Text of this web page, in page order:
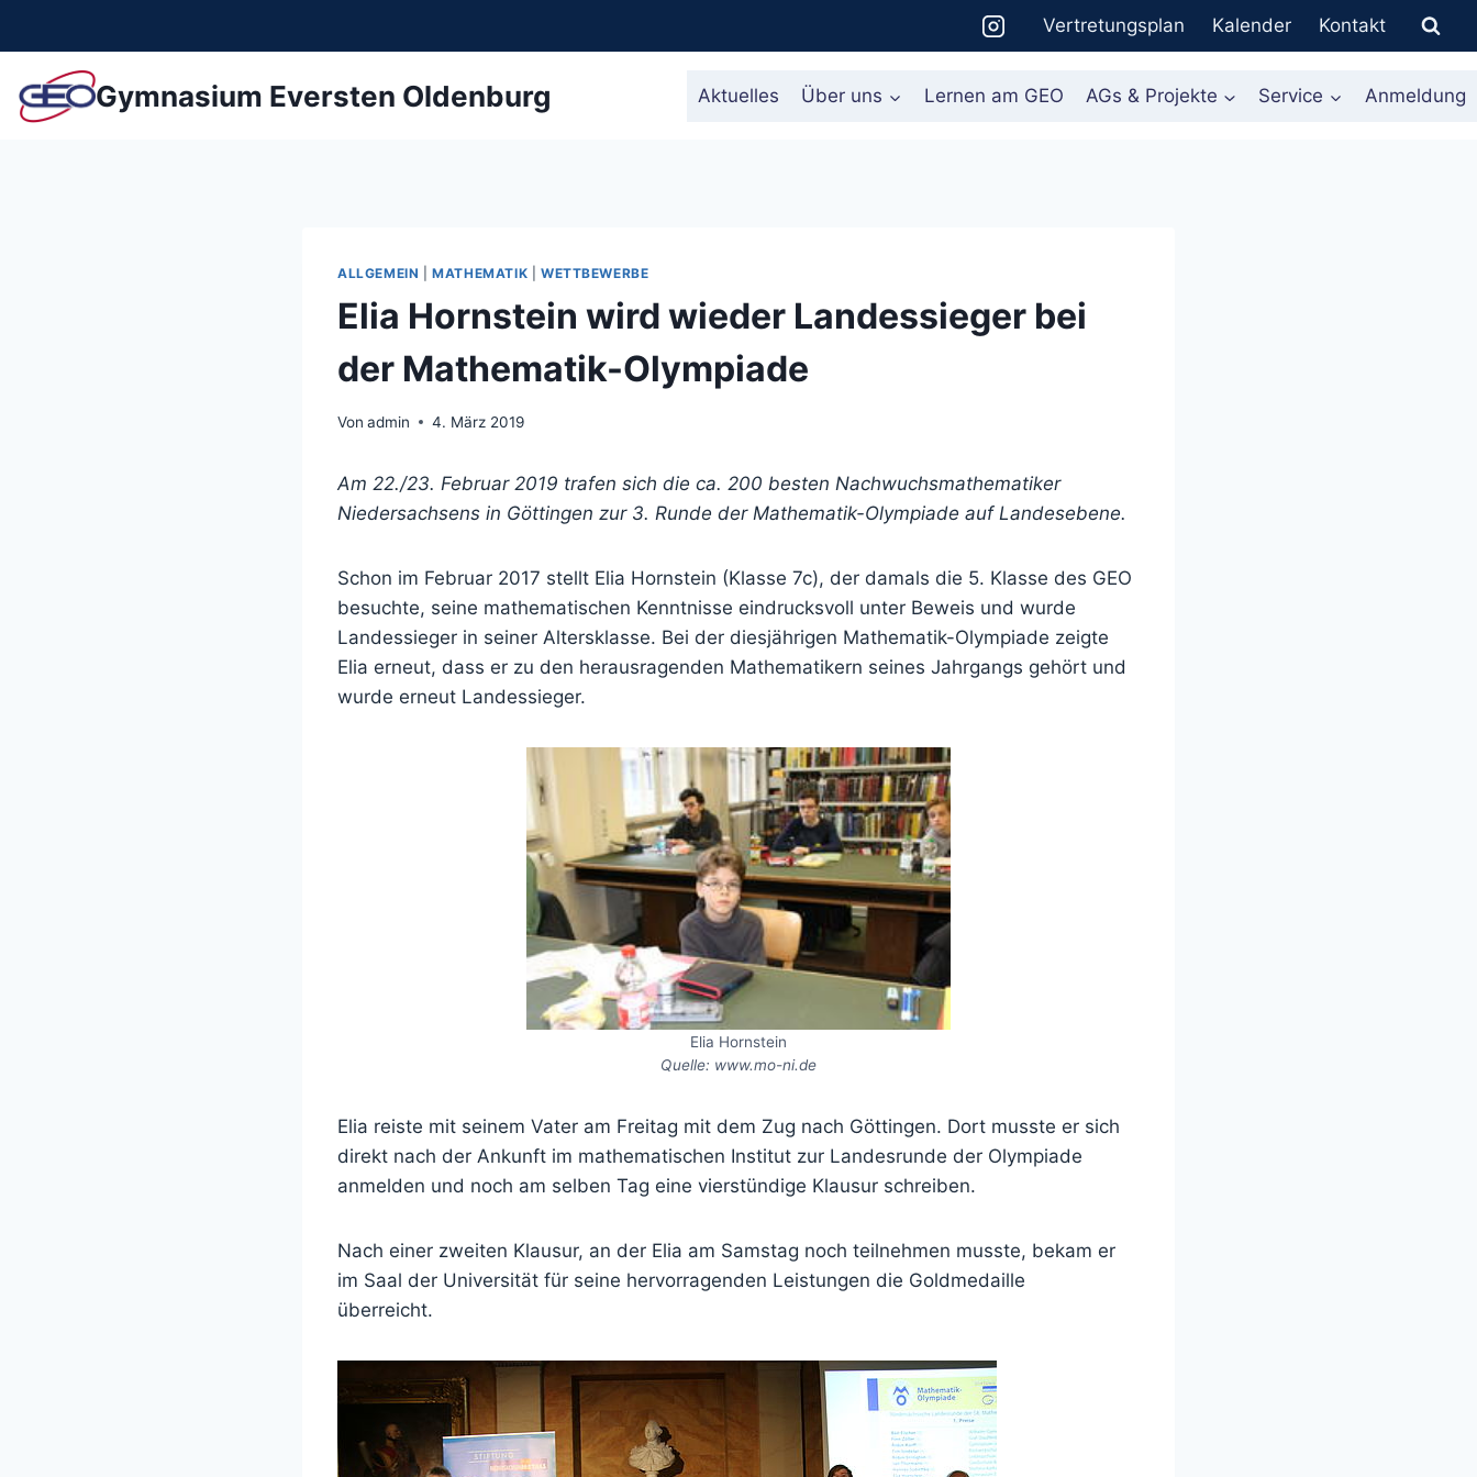
springen
Vertretungsplan Kalender Kontakt
Gymnasium Eversten Oldenburg Aktuelles Über uns Lernen am GEO AGs & Projekte Service Anmeldung
ALLGEMEIN |MATHEMATIK WETTBEWERBE
Elia Hornstein wird wieder Landessieger bei
der Mathematik-Olympiade
Von admin 4. März 2019
Am 22./23. Februar 2019 trafen sich die ca. 200 besten Nachwuchsmathematiker
Niedersachsens in Göttingen zur 3. Runde der Mathematik-Olympiade auf Landesebene.
Schon im Februar 2017 stellt Elia Hornstein (Klasse 7c), der damals die 5. Klasse des GEO
besuchte, seine mathematischen Kenntnisse eindrucksvoll unter Beweis und wurde
Landessieger in seiner Altersklasse. Bei der diesjährigen Mathematik-Olympiade zeigte
Elia erneut, dass er zu den herausragenden Mathematikern seines Jahrgangs gehört und
wurde erneut Landessieger.
Elia Hornstein
Quelle: www.mo-ni.de
Elia reiste mit seinem Vater am Freitag mit dem Zug nach Göttingen. Dort musste er sich
direkt nach der Ankunft im mathematischen Institut zur Landesrunde der Olympiade
anmelden und noch am selben Tag eine vierstündige Klausur schreiben.
Nach einer zweiten Klausur, an der Elia am Samstag noch teilnehmen musste, bekam er
im Saal der Universität für seine hervorragenden Leistungen die Goldmedaille
überreicht.